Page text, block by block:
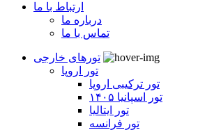
ارتباط با ما
درباره ما
تماس با ما
تورهای خارجی
تور اروپا
تور ترکیبی اروپا
تور اسپانیا ۱۴۰۵
تور ایتالیا
تور فرانسه